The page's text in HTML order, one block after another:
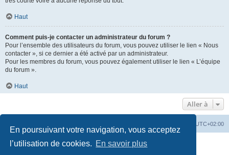
En poursuivant votre navigation, vous acceptez
l’utilisation de cookies. En savoir plus
Haut
Comment puis-je contacter un administrateur du forum ?
Pour l’ensemble des utilisateurs du forum, vous pouvez utiliser le lien « Nous
contacter », si ce dernier a été activé par un administrateur.
Pour les membres du forum, vous pouvez également utiliser le lien « L’équipe
du forum ».
Haut
Aller à
UTC+02:00
Développé parphpBB® Forum Software © phpBB Limited